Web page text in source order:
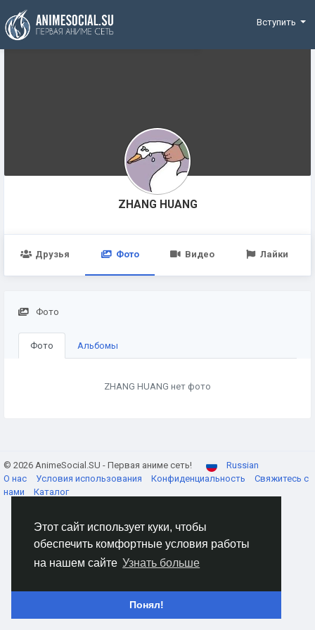
Этот сайт использует куки, чтобы
обеспечить комфортные условия работы
на нашем сайте Узнать больше
Понял!
Funding
Вступить
ZHANG HUANG
Друзья Фото Видео Лайки
Фото
Фото Альбомы
ZHANG HUANG нет фото
© 2026 AnimeSocial.SU - Первая аниме сеть!
Russian
О нас
Условия использования Конфиденциальность
Свяжитесь с
нами
Каталог